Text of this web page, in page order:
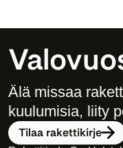
Älä missaa
kuulumisia, liity
Tilaa rakettikirje